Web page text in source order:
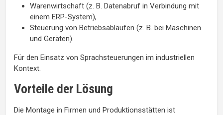
Warenwirtschaft (z. B. Datenabruf in Verbindung mit
einem ERP-System),
Steuerung von Betriebsabläufen (z. B. bei Maschinen
und Geräten).
Für den Einsatz von Sprachsteuerungen im industriellen
Kontext.
Vorteile der Lösung
Die Montage in Firmen und Produktionsstätten ist